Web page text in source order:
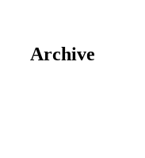
Archive